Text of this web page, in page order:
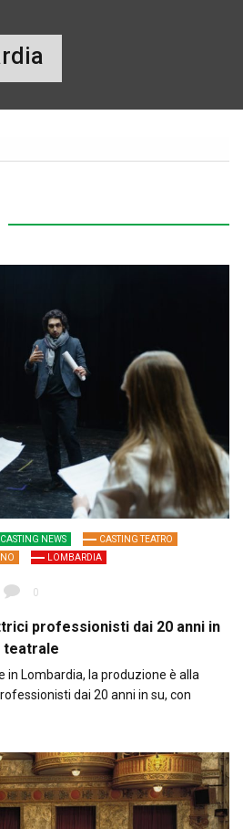
CASTING NEWS
CASTING TEATRO
LOMBARDIA
0
professionisti dai 20 anni in
teatrale
in Lombardia, la produzione è alla
dai 20 anni in su, con